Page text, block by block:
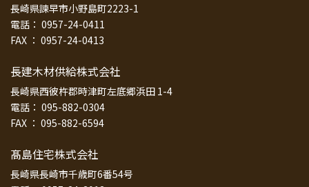
長崎県諫早市小野島町2223-1
電話： 0957-24-0411
FAX ： 0957-24-0413
長建木材供給株式会社
長崎県西彼杵郡時津町左底郷浜田 1-4
電話： 095-882-0304
FAX ： 095-882-6594
髙島住宅株式会社
長崎県長崎市千歳町6番54号